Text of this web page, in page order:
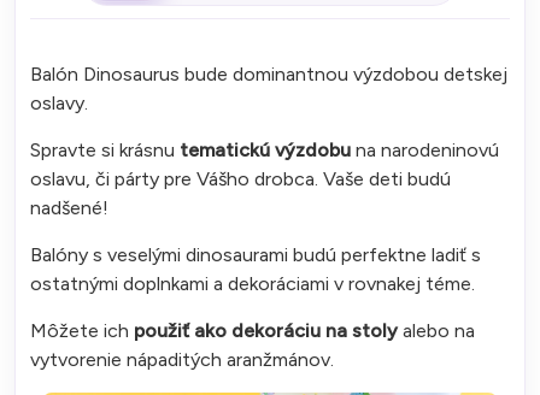
Balón Dinosaurus bude dominantnou výzdobou detskej
oslavy.
Spravte si krásnu tematickú výzdobu na narodeninovú
oslavu, či párty pre Vášho drobca. Vaše deti budú
nadšené!
Balóny s veselými dinosaurami budú perfektne ladiť s
ostatnými doplnkami a dekoráciami v rovnakej téme.
Môžete ich použiť ako dekoráciu na stolyalebo na
vytvorenie nápaditých aranžmánov.